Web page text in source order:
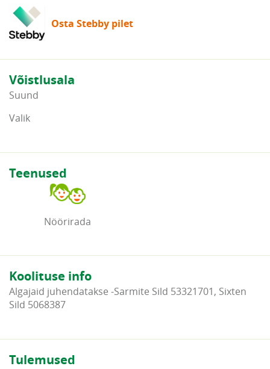
Osta Stebby pilet
Võistlusala
Suund
Valik
Teenused
Nöörirada
Koolituse info
Algajaid juhendatakse -Sarmite Sild 53321701, Sixten
Sild 5068387
Tulemused